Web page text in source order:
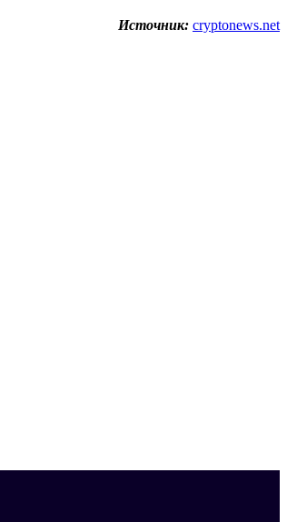
Источник: cryptonews.net